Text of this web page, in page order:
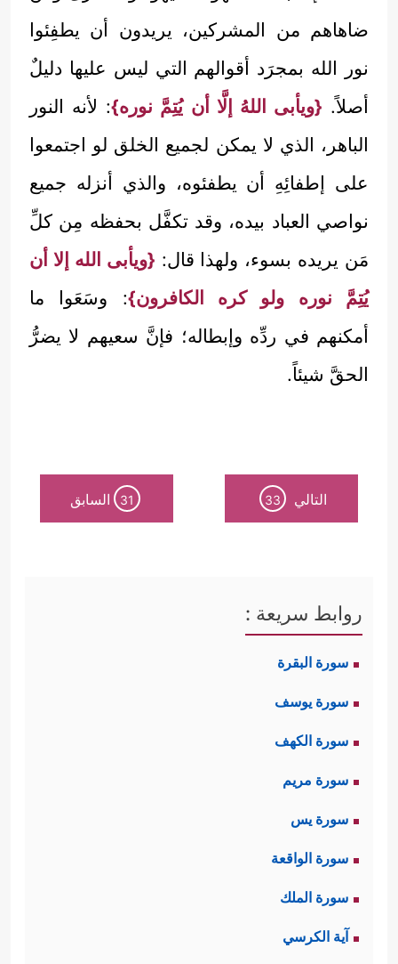
ضاهاهم من المشركين، يريدون أن يطفِئوا
نور الله بمجرَد أقوالهم التي ليس عليها دليلٌ
أصلاً. {ويأبى اللهُ إلَّا أن يُتِمَّ نوره}: لأنه النور
الباهر، الذي لا يمكن لجميع الخلق لو اجتمعوا
على إطفائِهِ أن يطفئوه، والذي أنزله جميع
نواصي العباد بيده، وقد تكفَّل بحفظه مِن كلِّ
مَن يريده بسوء، ولهذا قال: {ويأبى الله إلا أن
يُتِمَّ نوره ولو كره الكافرون}: وسَعَوا ما
أمكنهم في ردِّه وإبطاله؛ فإنَّ سعيهم لا يضرُّ
الحقَّ شيئاً.
التالي 33
31 السابق
روابط سريعة :
سورة البقرة
سورة يوسف
سورة الكهف
سورة مريم
سورة يس
سورة الواقعة
سورة الملك
آية الكرسي